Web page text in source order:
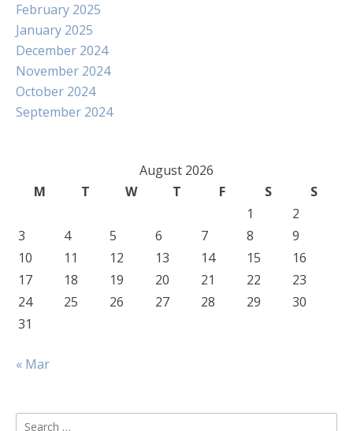
February 2025
January 2025
December 2024
November 2024
October 2024
September 2024
August 2026
M
T W T F S
S
1
2
3
4 5 6 7 8
9
10
11 12 13 14 15
16
17
18 19 20 21 22
23
24
25 26 27 28 29
30
31
« Mar
Search